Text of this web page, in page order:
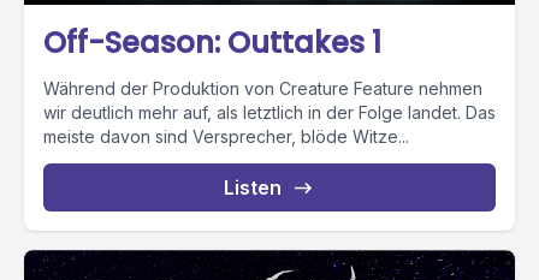
Off-Season: Outtakes 1
Während der Produktion von Creature Feature nehmen
wir deutlich mehr auf, als letztlich in der Folge landet. Das
meiste davon sind Versprecher, blöde Witze...
Listen